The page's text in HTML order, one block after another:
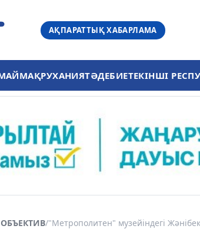
АҚПАРАТТЫҚ ХАБАРЛАМА
АЙМАҚРУХАНИЯТӘДЕБИЕТЕКІНШІ
/"Метрополитен" музейіндегі